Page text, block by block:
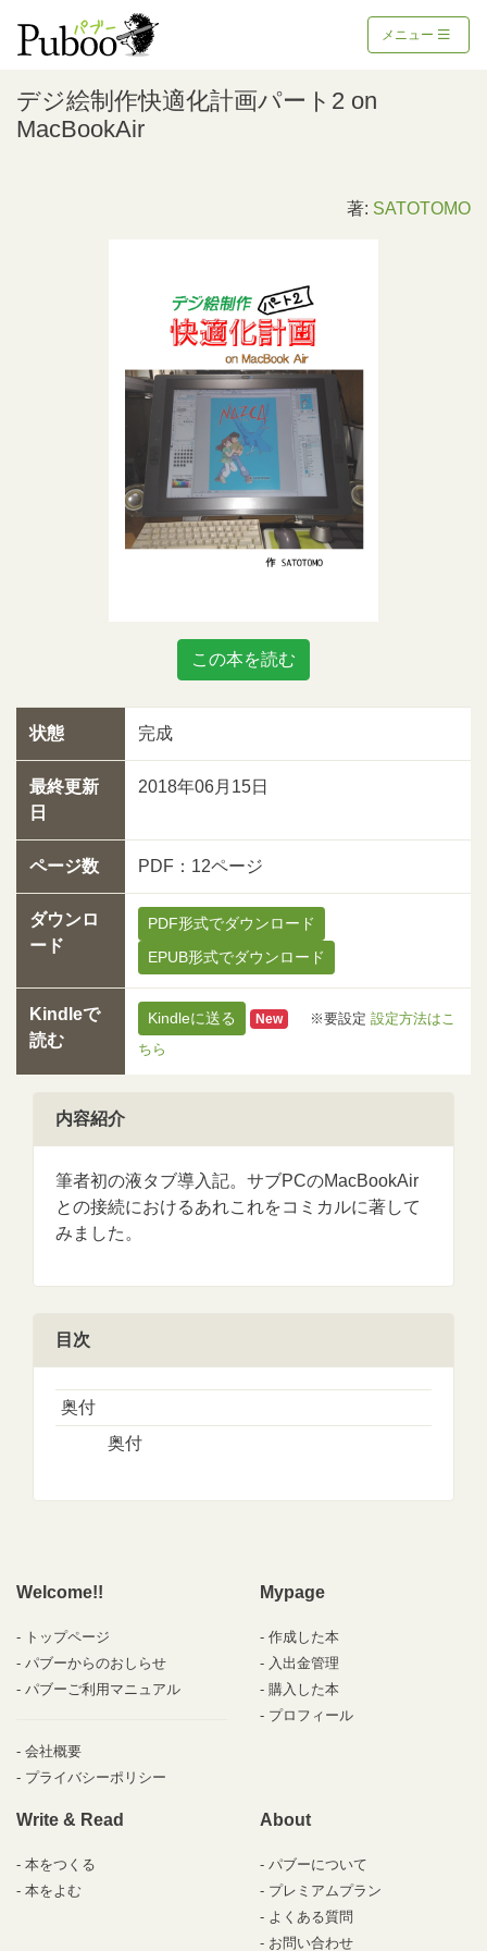
メニュー
デジ絵制作快適化計画パート2 on
MacBookAir
著: SATOTOMO
この本を読む
状態 完成
最終更新
日
2018年06月15日
ページ数 PDF：12ページ
ダウンロ
ード
PDF形式でダウンロード
EPUB形式でダウンロード
Kindleで
読む
Kindleに送る New ※要設定 設定方法はこ
ちら
内容紹介
筆者初の液タブ導入記。サブPCのMacBookAir
との接続におけるあれこれをコミカルに著して
みました。
目次
奥付
奥付
Welcome!!
トップページ
パブーからのおしらせ
パブーご利用マニュアル
会社概要
プライバシーポリシー
Mypage
作成した本
入出金管理
購入した本
プロフィール
Write & Read
本をつくる
本をよむ
About
パブーについて
プレミアムプラン
よくある質問
お問い合わせ